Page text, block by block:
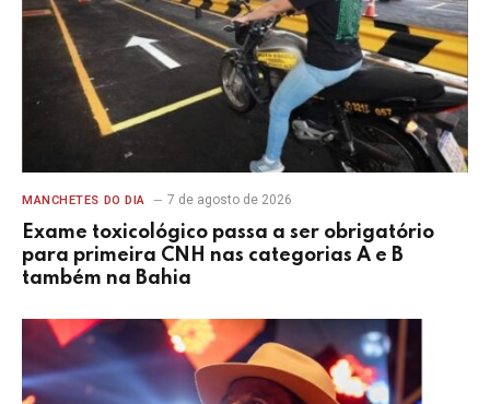
MANCHETES DO DIA 7 de agosto de 2026
Exame toxicológico passa a ser obrigatório
para primeira CNH nas categorias A e B
também na Bahia